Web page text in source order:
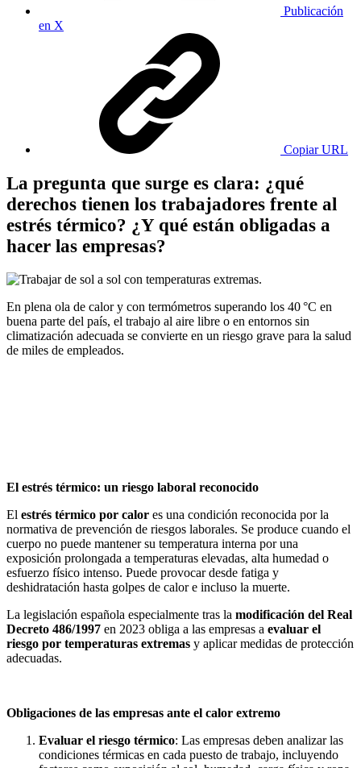
Publicación
en X
Copiar URL
La pregunta que surge es clara: ¿qué
derechos tienen los trabajadores frente al
estrés térmico? ¿Y qué están obligadas a
hacer las empresas?
En plena ola de calor y con termómetros superando los 40 °C en
buena parte del país, el trabajo al aire libre o en entornos sin
climatización adecuada se convierte en un riesgo grave para la salud
de miles de empleados.
El estrés térmico: un riesgo laboral reconocido
El estrés térmico por calor es una condición reconocida por la
normativa de prevención de riesgos laborales. Se produce cuando el
cuerpo no puede mantener su temperatura interna por una
exposición prolongada a temperaturas elevadas, alta humedad o
esfuerzo físico intenso. Puede provocar desde fatiga y
deshidratación hasta golpes de calor e incluso la muerte.
La legislación española especialmente tras la modificación del Real
Decreto 486/1997 en 2023 obliga a las empresas a evaluar el
riesgo por temperaturas extremas y aplicar medidas de protección
adecuadas.
Obligaciones de las empresas ante el calor extremo
Evaluar el riesgo térmico: Las empresas deben analizar las
condiciones térmicas en cada puesto de trabajo, incluyendo